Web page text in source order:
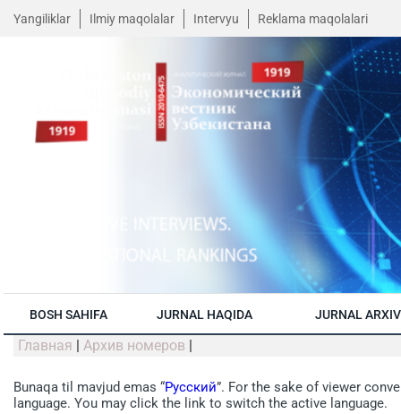
Yangiliklar Ilmiy maqolalar Intervyu Reklama maqolalari
BOSH SAHIFA JURNAL HAQIDA JURNAL
Главная | Архив номеров |
Bunaqa til mavjud emas “Русский”. For the sake of viewer
language. You may click the link to switch the active language.